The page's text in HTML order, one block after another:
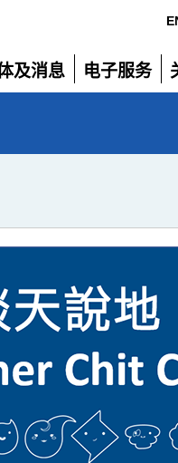
及消息
电子服务
展